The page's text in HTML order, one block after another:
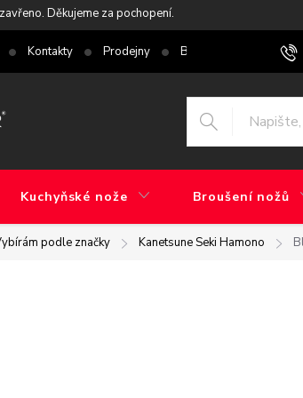
Děkujeme za pochopení.
Kontakty Prodejny Blog Jaký je
Kuchyňské nože Broušení nožů
podle značky Kanetsune Seki Hamono